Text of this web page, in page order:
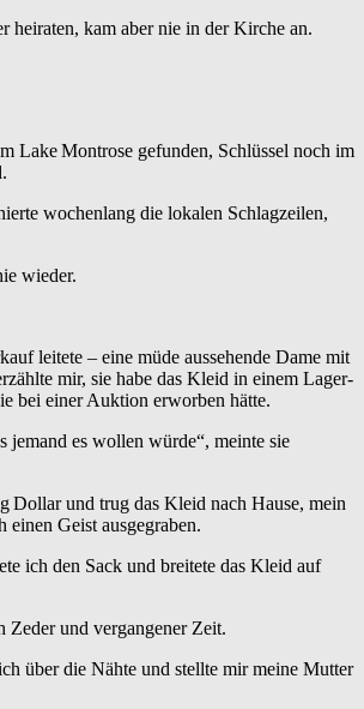
heiraten, kam aber nie in der Kirche an.
Lake Montrose gefunden, Schlüssel noch im
wochenlang die lokalen Schlagzeilen,
wieder.
leitete – eine müde aussehende Dame mit
mir, sie habe das Kleid in einem Lager­
bei einer Auktion erworben hätte.
jemand es wollen würde“, meinte sie
Dollar und trug das Kleid nach Hause, mein
einen Geist ausgegraben.
ich den Sack und breitete das Kleid auf
Zeder und vergangener Zeit.
über die Nähte und stellte mir meine Mutter